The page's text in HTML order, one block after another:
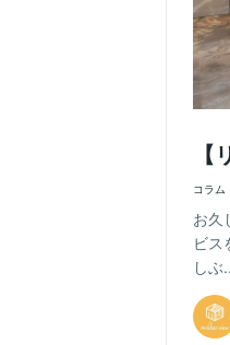
コラム
お久
ビス
しぶ